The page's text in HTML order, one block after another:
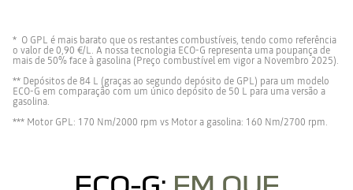
* O GPL é mais barato que os restantes combustíveis, tendo como referência
o valor de 0,90 €/L. A nossa tecnologia ECO-G representa uma poupança de
mais de 50% face à gasolina (Preço combustível em vigor a Novembro 2025).
** Depósitos de 84 L (graças ao segundo depósito de GPL) para um modelo
ECO-G em comparação com um único depósito de 50 L para uma versão a
gasolina.
*** Motor GPL: 170 Nm/2000 rpm vs Motor a gasolina: 160 Nm/2700 rpm.